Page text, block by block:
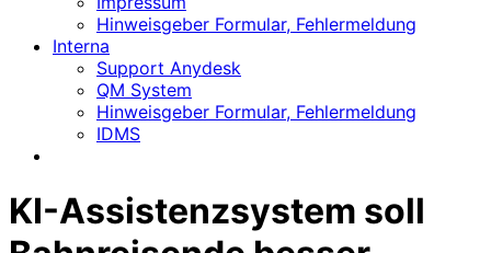
Hinweisgeber Formular, Fehlermeldung
Interna
Support Anydesk
QM System
Hinweisgeber Formular, Fehlermeldung
IDMS
KI-Assistenzsystem soll